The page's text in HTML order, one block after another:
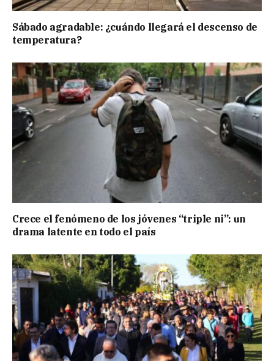
Sábado agradable: ¿cuándo llegará el descenso de
temperatura?
Crece el fenómeno de los jóvenes “triple ni”: un
drama latente en todo el país